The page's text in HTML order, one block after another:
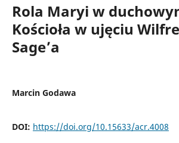
Rola Maryi w
Kościoła w ujęciu
Sage’a
Marcin Godawa
DOI: https://doi.org/10.15633/acr.4008